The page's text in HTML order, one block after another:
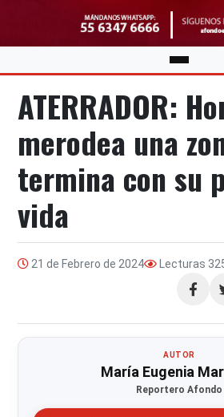
ATERRADOR:
merodea una
termina con su
vida
21 de Febrero de 2024 Lecturas
AUTOR
María Eugenia
Reportero Afondo